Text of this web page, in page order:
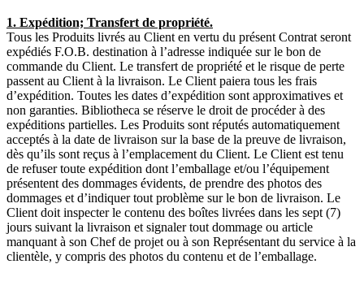
1. Expédition; Transfert de propriété.
Tous les Produits livrés au Client en vertu du présent Contrat seront
expédiés F.O.B. destination à l’adresse indiquée sur le bon de
commande du Client. Le transfert de propriété et le risque de perte
passent au Client à la livraison. Le Client paiera tous les frais
d’expédition. Toutes les dates d’expédition sont approximatives et
non garanties. Bibliotheca se réserve le droit de procéder à des
expéditions partielles. Les Produits sont réputés automatiquement
acceptés à la date de livraison sur la base de la preuve de livraison,
dès qu’ils sont reçus à l’emplacement du Client. Le Client est tenu
de refuser toute expédition dont l’emballage et/ou l’équipement
présentent des dommages évidents, de prendre des photos des
dommages et d’indiquer tout problème sur le bon de livraison. Le
Client doit inspecter le contenu des boîtes livrées dans les sept (7)
jours suivant la livraison et signaler tout dommage ou article
manquant à son Chef de projet ou à son Représentant du service à la
clientèle, y compris des photos du contenu et de l’emballage.